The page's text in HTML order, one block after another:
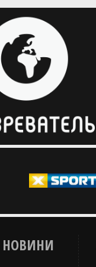
провели три стопи
сезону
НОВИНИ